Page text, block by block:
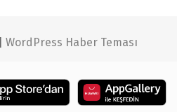
WordPress Haber Teması